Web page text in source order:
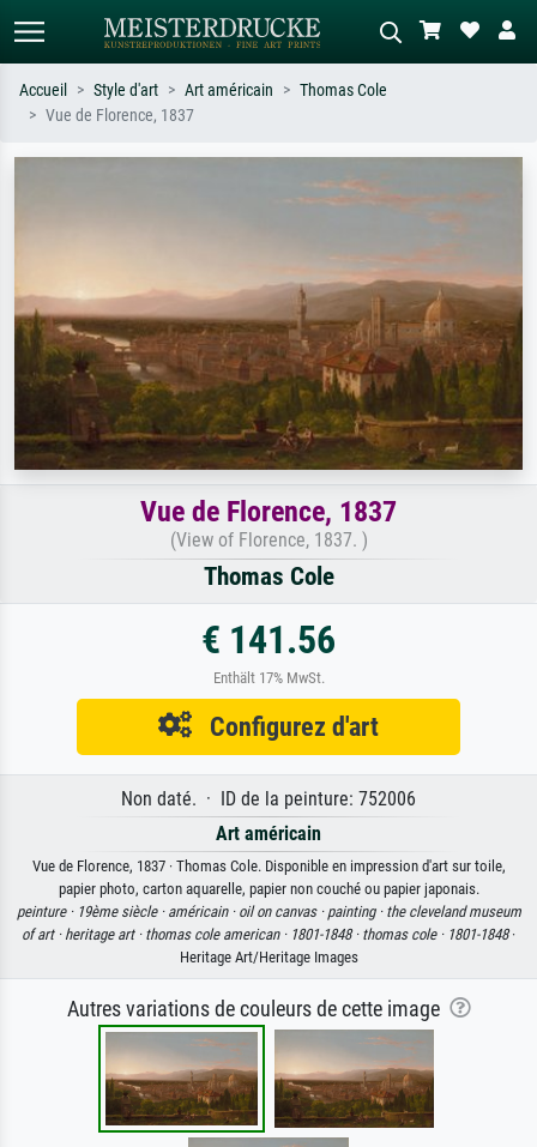
Décrivez la scène – ex. prairie verte,
abstrait avec beaucoup de rouge,
tableau sombre, nu debout près d'un
Accueil Style d'art Art américain
Thomas Cole
Vue de Florence, 1837
Vue de Florence, 1837
(View of Florence, 1837. )
Thomas Cole
€ 141.56
Enthält 17% MwSt.
Configurez d'art
Non daté. · ID de la peinture: 752006
Art américain
Vue de Florence, 1837 · Thomas Cole. Disponible en impression d'art sur toile,
papier photo, carton aquarelle, papier non couché ou papier japonais.
peinture · 19ème siècle · américain · oil on canvas · painting · the cleveland museum
of art · heritage art · thomas cole american · 1801-1848 · thomas cole · 1801-1848·
Heritage Art/Heritage Images
Autres variations de couleurs de cette image